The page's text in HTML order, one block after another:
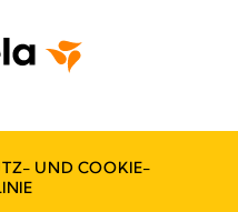
UND COOKIE-